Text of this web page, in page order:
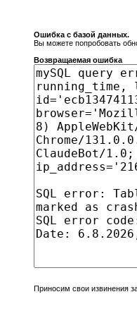
Ошибка с базой данных.
Вы можете попробовать
Возвращаемая ошибка
Приносим свои извинения